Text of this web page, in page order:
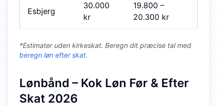
Esbjerg
30.000
kr
19.800 –
20.300 kr
*Estimater uden kirkeskat. Beregn dit præcise tal med
beregn løn efter skat.
Lønbånd – Kok Løn Før & Efter
Skat 2026